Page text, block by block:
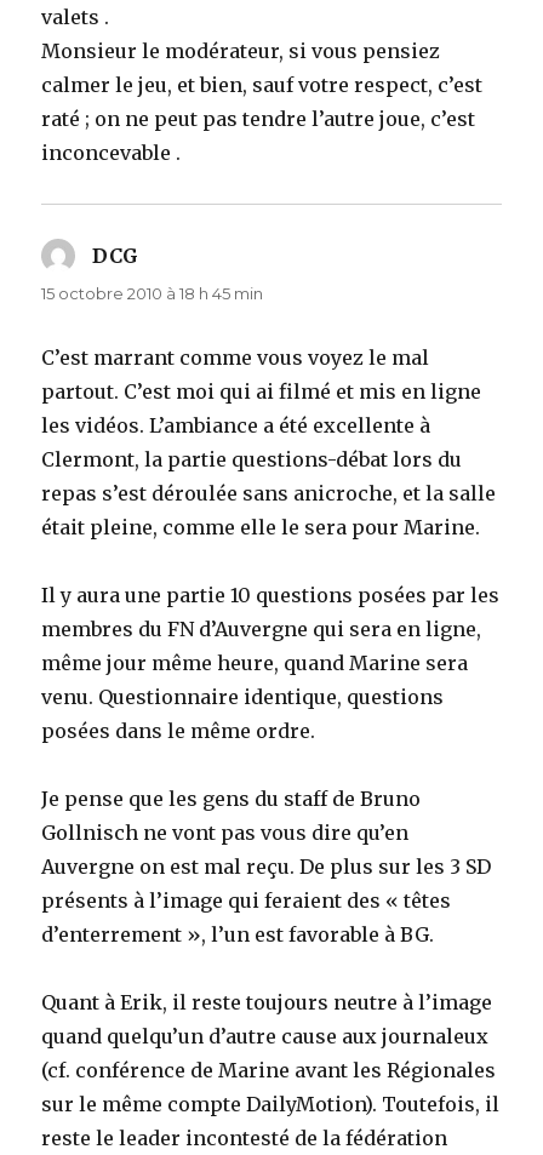
valets .
Monsieur le modérateur, si vous pensiez
calmer le jeu, et bien, sauf votre respect, c’est
raté ; on ne peut pas tendre l’autre joue, c’est
inconcevable .
DCG
15 octobre 2010 à 18 h 45 min
C’est marrant comme vous voyez le mal
partout. C’est moi qui ai filmé et mis en ligne
les vidéos. L’ambiance a été excellente à
Clermont, la partie questions-débat lors du
repas s’est déroulée sans anicroche, et la salle
était pleine, comme elle le sera pour Marine.
Il y aura une partie 10 questions posées par les
membres du FN d’Auvergne qui sera en ligne,
même jour même heure, quand Marine sera
venu. Questionnaire identique, questions
posées dans le même ordre.
Je pense que les gens du staff de Bruno
Gollnisch ne vont pas vous dire qu’en
Auvergne on est mal reçu. De plus sur les 3 SD
présents à l’image qui feraient des « têtes
d’enterrement », l’un est favorable à BG.
Quant à Erik, il reste toujours neutre à l’image
quand quelqu’un d’autre cause aux journaleux
(cf. conférence de Marine avant les Régionales
sur le même compte DailyMotion). Toutefois, il
reste le leader incontesté de la fédération